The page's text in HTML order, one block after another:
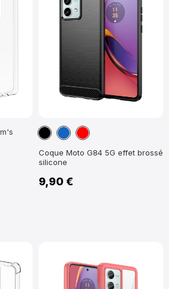
NoirBleuRouge
Coque Moto G84 5G effet brossé
silicone
9,90 €